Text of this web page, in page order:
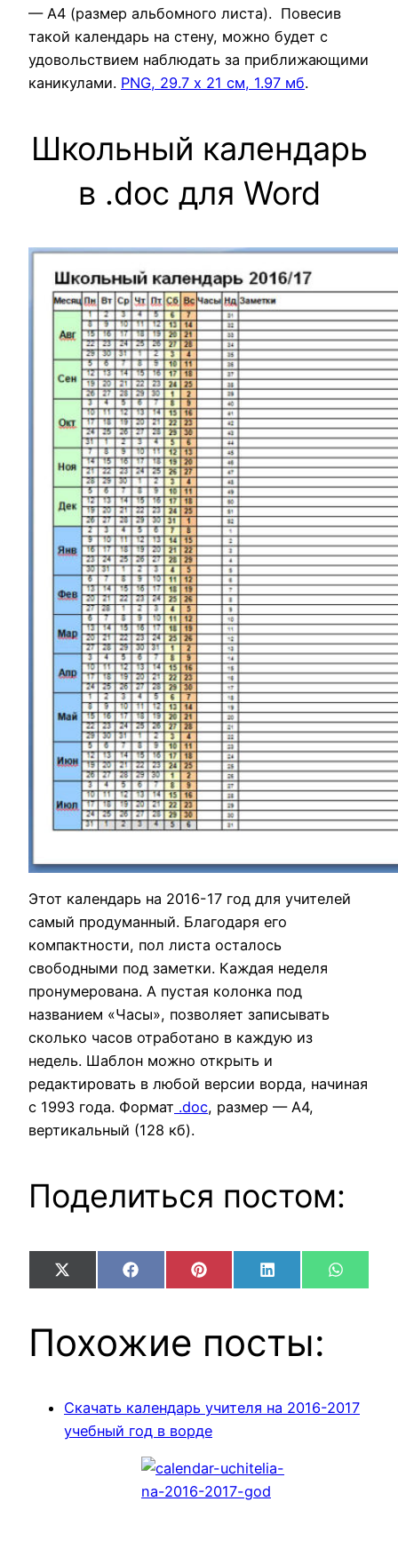
— А4 (размер альбомного листа). Повесив
такой календарь на стену, можно будет с
удовольствием наблюдать за приближающими
каникулами. PNG, 29.7 х 21 см, 1.97 мб.
Школьный календарь
в .doc для Word
Этот календарь на 2016-17 год для учителей
самый продуманный. Благодаря его
компактности, пол листа осталось
свободными под заметки. Каждая неделя
пронумерована. А пустая колонка под
названием «Часы», позволяет записывать
сколько часов отработано в каждую из
недель. Шаблон можно открыть и
редактировать в любой версии ворда, начиная
с 1993 года. Формат .doc, размер — А4,
вертикальный (128 кб).
Поделиться постом:
Share
on
X
(Twitter)
Share
on
FacebookShare
on
Pinterest Share
on
LinkedIn Share
on
Похожие посты:
Скачать календарь учителя на 2016-2017
учебный год в ворде